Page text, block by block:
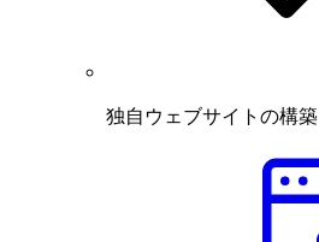
独自ウェブサイトの構築